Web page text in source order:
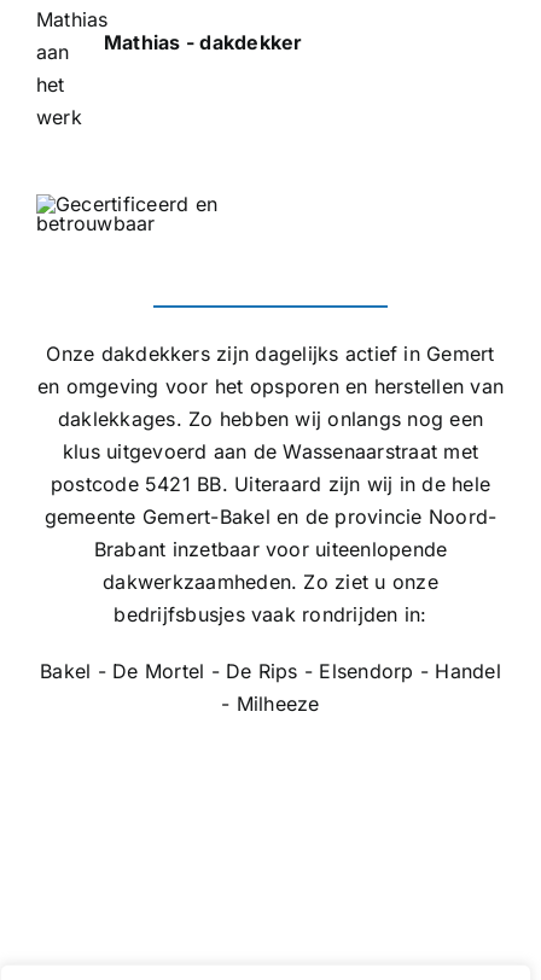
Mathias - dakdekker
Onze dakdekkers zijn dagelijks actief in Gemert
en omgeving voor het opsporen en herstellen van
daklekkages. Zo hebben wij onlangs nog een
klus uitgevoerd aan de Wassenaarstraat met
postcode 5421 BB. Uiteraard zijn wij in de hele
gemeente Gemert-Bakel en de provincie Noord-
Brabant inzetbaar voor uiteenlopende
dakwerkzaamheden. Zo ziet u onze
bedrijfsbusjes vaak rondrijden in:
Bakel - De Mortel - De Rips - Elsendorp - Handel
- Milheeze